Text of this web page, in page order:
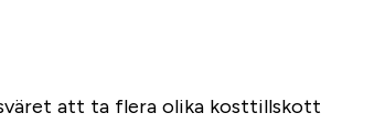
att ta flera olika kosttillskott